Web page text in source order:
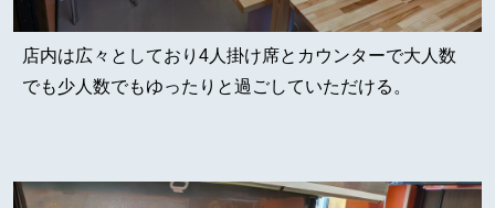
店内は広々としており4人掛け席とカウンターで大人数
でも少人数でもゆったりと過ごしていただける。